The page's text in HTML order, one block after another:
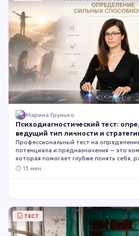
Марина Грунько
Психодиагностический тест:
ведущий тип личности и
Профессиональный тест на
потенциала и предназначения — это
которая помогает глубже понять себя,
природные способности, особенности
по выбору профессии, развитию своих
⏱ 13 мин
ТЕСТ